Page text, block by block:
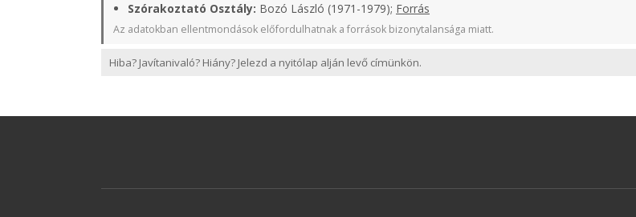
Szórakoztató Osztály: Bozó László (1971-1979); Forrás
Az adatokban ellentmondások előfordulhatnak a források bizonytalansága miatt.
Hiba? Javítanivaló? Hiány? Jelezd a nyitólap alján levő címünkön.